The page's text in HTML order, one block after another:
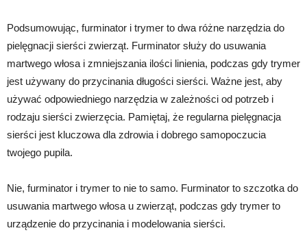
Podsumowując, furminator i trymer to dwa różne narzędzia do
pielęgnacji sierści zwierząt. Furminator służy do usuwania
martwego włosa i zmniejszania ilości linienia, podczas gdy trymer
jest używany do przycinania długości sierści. Ważne jest, aby
używać odpowiedniego narzędzia w zależności od potrzeb i
rodzaju sierści zwierzęcia. Pamiętaj, że regularna pielęgnacja
sierści jest kluczowa dla zdrowia i dobrego samopoczucia
twojego pupila.
Nie, furminator i trymer to nie to samo. Furminator to szczotka do
usuwania martwego włosa u zwierząt, podczas gdy trymer to
urządzenie do przycinania i modelowania sierści.